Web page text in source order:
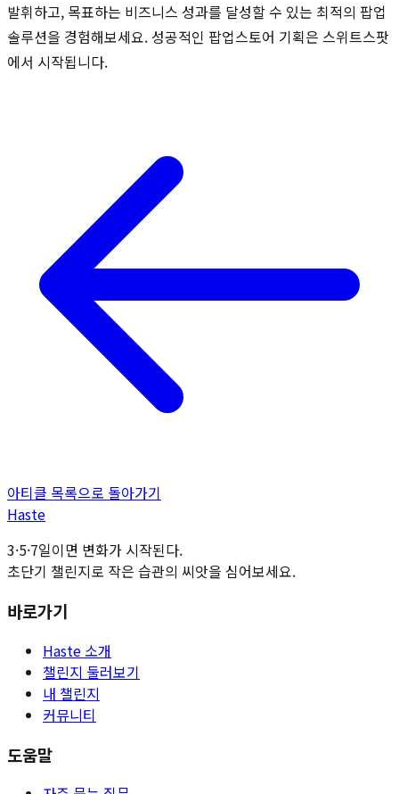
발휘하고, 목표하는 비즈니스 성과를 달성할 수 있는 최적의 팝업
솔루션을 경험해보세요. 성공적인 팝업스토어 기획은 스위트스팟
에서 시작됩니다.
아티클 목록으로 돌아가기
Haste
3·5·7일이면 변화가 시작된다.
초단기 챌린지로 작은 습관의 씨앗을 심어보세요.
바로가기
Haste 소개
챌린지 둘러보기
내 챌린지
커뮤니티
도움말